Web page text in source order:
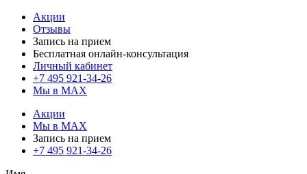
Акции
Отзывы
Запись на прием
Бесплатная онлайн-консультация
Личный кабинет
+7 495 921-34-26
Мы в MAX
Акции
Мы в MAX
Запись на прием
+7 495 921-34-26